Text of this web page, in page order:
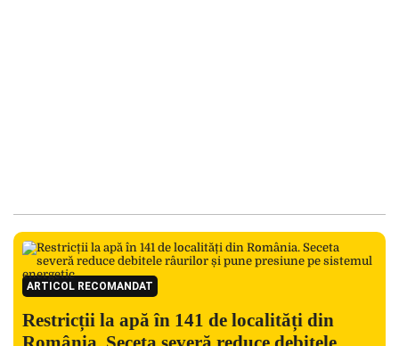
ARTICOL RECOMANDAT
Restricții la apă în 141 de localități din